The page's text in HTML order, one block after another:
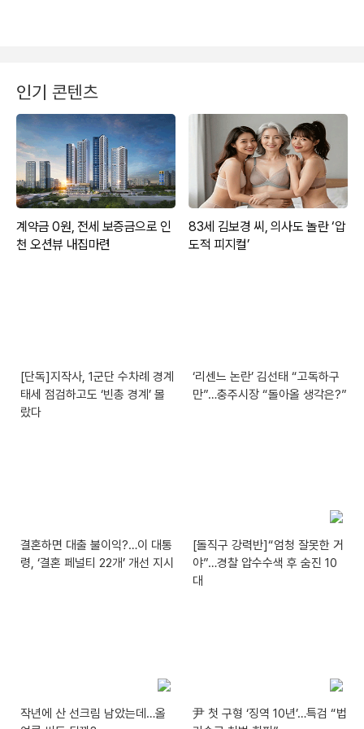
인기 콘텐츠
[단독]지작사, 1군단 수차례 경계
태세 점검하고도 ‘빈총 경계’ 몰
랐다
‘리센느 논란’ 김선태 “고독하구
만”…충주시장 “돌아올 생각은?”
결혼하면 대출 불이익?…이 대통
령, ‘결혼 페널티 22개’ 개선 지시
[돌직구 강력반]“엄청 잘못한 거
야”…경찰 압수수색 후 숨진 10
대
작년에 산 선크림 남았는데…올
尹 첫 구형 ‘징역 10년’…특검 “법